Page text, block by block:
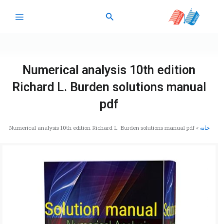
جستجو
Numerical analysis 10th edition
Richard L. Burden solutions manual
pdf
خانه »
Numerical analysis 10th edition Richard L. Burden solutions manual pdf